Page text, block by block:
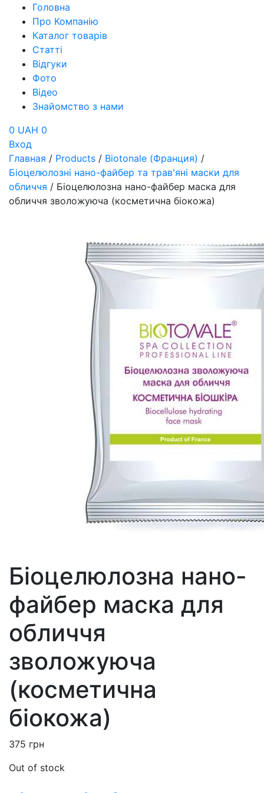
Головна
Про Компанію
Каталог товарів
Статті
Відгуки
Фото
Відео
Знайомство з нами
0 UAH 0
Вход
Главная / Products / Biotonale (Франция) /
Біоцелюлозні нано-файбер та трав'яні маски для
обличчя / Біоцелюлозна нано-файбер маска для
обличчя зволожуюча (косметична біокожа)
Біоцелюлозна нано-
файбер маска для
обличчя
зволожуюча
(косметична
біокожа)
375 грн
Out of stock